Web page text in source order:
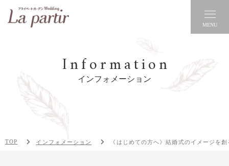
MENU
Information
インフォメーション
TOP インフォメーション 《はじめての方へ》結婚式のイメージを